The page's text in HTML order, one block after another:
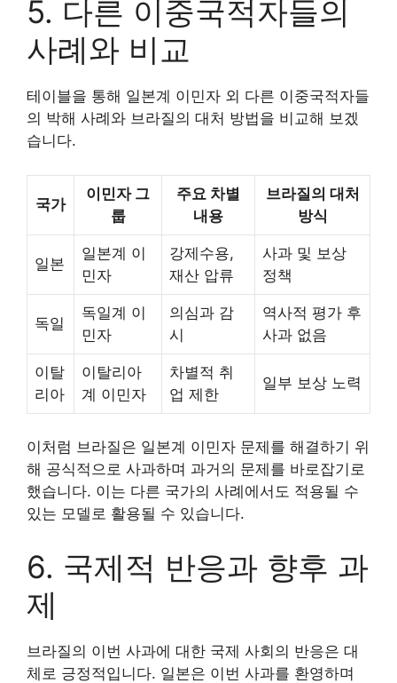
5. 다른 이중국적자들의
사례와 비교
테이블을 통해 일본계 이민자 외 다른 이중국적자들
의 박해 사례와 브라질의 대처 방법을 비교해 보겠
습니다.
국가
이민자 그
룹
주요 차별
내용
브라질의 대처
방식
일본
일본계 이
민자
강제수용,
재산 압류
사과 및 보상
정책
독일
독일계 이
민자
의심과 감
시
역사적 평가 후
사과 없음
이탈
리아
이탈리아
계 이민자
차별적 취
업 제한
일부 보상 노력
이처럼 브라질은 일본계 이민자 문제를 해결하기 위
해 공식적으로 사과하며 과거의 문제를 바로잡기로
했습니다. 이는 다른 국가의 사례에서도 적용될 수
있는 모델로 활용될 수 있습니다.
6. 국제적 반응과 향후 과
제
브라질의 이번 사과에 대한 국제 사회의 반응은 대
체로 긍정적입니다. 일본은 이번 사과를 환영하며